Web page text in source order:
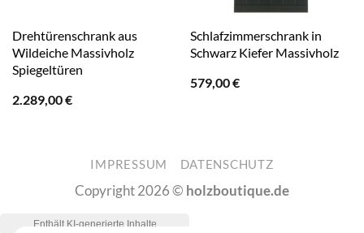
Drehtürenschrank aus
Wildeiche Massivholz
Spiegeltüren
2.289,00€
Schlafzimmerschrank in
Schwarz Kiefer Massivholz
579,00€
IMPRESSUM DATENSCHUTZ
Copyright 2026 © holzboutique.de